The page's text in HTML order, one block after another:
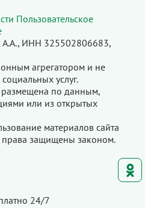
Пользовательское
ИНН 325502806683,
агрегатором и не
услуг.
по данным,
или из открытых
материалов сайта
защищены законом.
24/7